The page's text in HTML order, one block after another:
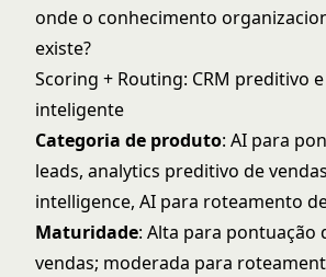
onde o conhecimento
existe?
Scoring + Routing: CRM preditivo
inteligente
Categoria de produto: AI para
leads, analytics preditivo de
intelligence, AI para roteamento
Maturidade: Alta para pontuação
vendas; moderada para